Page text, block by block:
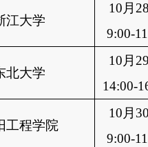
江大学
10月
9:00-
北大学
10月
14:00-
工程学院
10月
9:00-